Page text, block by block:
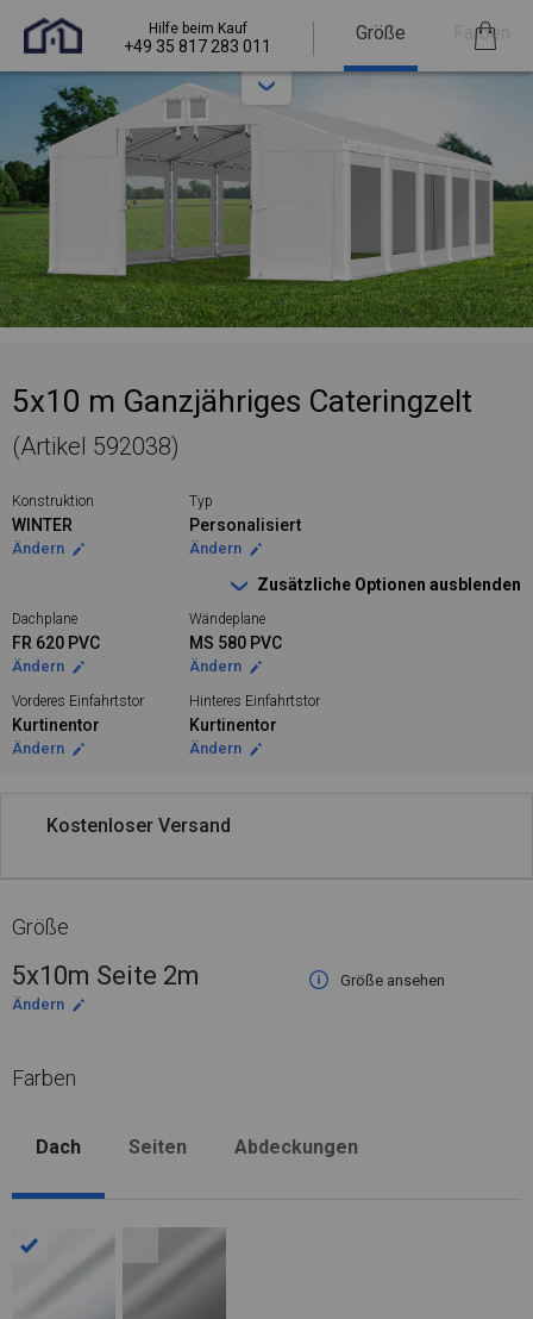
Hilfe beim Kauf
+49 35 817 283 011
Größe Farben
5x10 m Ganzjähriges Cateringzelt
(Artikel 592038)
Konstruktion
WINTER
Ändern
Typ
Personalisiert
Ändern
Zusätzliche Optionen ausblenden
Dachplane
FR 620 PVC
Ändern
Wändeplane
MS 580 PVC
Ändern
Vorderes Einfahrtstor
Kurtinentor
Ändern
Hinteres Einfahrtstor
Kurtinentor
Ändern
Kostenloser Versand
Größe
5x10m Seite 2m
Größe ansehen
Ändern
Farben
Dach Seiten Abdeckungen